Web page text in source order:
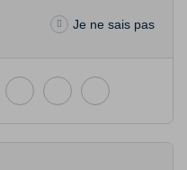
Je ne sais pas